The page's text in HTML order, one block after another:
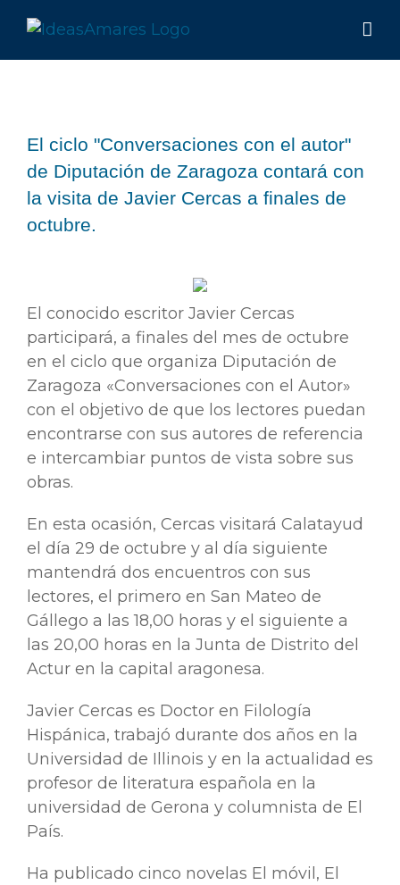
contenido
El ciclo "Conversaciones con el autor"
de Diputación de Zaragoza contará con
la visita de Javier Cercas a finales de
octubre.
más
grande
El conocido escritor Javier Cercas
participará, a finales del mes de octubre
en el ciclo que organiza Diputación de
Zaragoza «Conversaciones con el Autor»
con el objetivo de que los lectores puedan
encontrarse con sus autores de referencia
e intercambiar puntos de vista sobre sus
obras.
En esta ocasión, Cercas visitará Calatayud
el día 29 de octubre y al día siguiente
mantendrá dos encuentros con sus
lectores, el primero en San Mateo de
Gállego a las 18,00 horas y el siguiente a
las 20,00 horas en la Junta de Distrito del
Actur en la capital aragonesa.
Javier Cercas es Doctor en Filología
Hispánica, trabajó durante dos años en la
Universidad de Illinois y en la actualidad es
profesor de literatura española en la
universidad de Gerona y columnista de El
País.
Ha publicado cinco novelas El móvil, El